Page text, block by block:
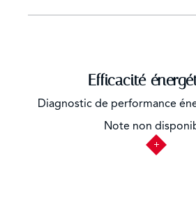
Efficacité
Diagnostic de performance
Note non